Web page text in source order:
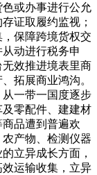
或办事进行公允
证取履约监视；
保障跨境货权交
动进行税务申
效推进境表里商
拓展商业鸿沟。
一带一国度逐步
零配件、建建材
品遭到普遍欢
产物、检测仪器
立异成长方面，
运输收集，立异